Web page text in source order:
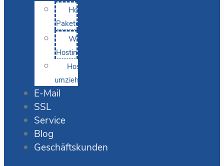
Hosting-
Pakete
WordPress
Hosting
Hosting
umziehen
E-Mail
SSL
Service
Blog
Geschäftskunden